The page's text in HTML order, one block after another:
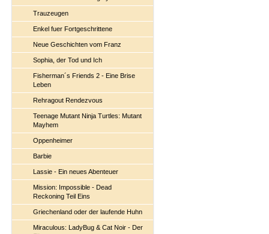
Trauzeugen
Enkel fuer Fortgeschrittene
Neue Geschichten vom Franz
Sophia, der Tod und Ich
Fisherman´s Friends 2 - Eine Brise
Leben
Rehragout Rendezvous
Teenage Mutant Ninja Turtles: Mutant
Mayhem
Oppenheimer
Barbie
Lassie - Ein neues Abenteuer
Mission: Impossible - Dead
Reckoning Teil Eins
Griechenland oder der laufende Huhn
Miraculous: LadyBug & Cat Noir - Der